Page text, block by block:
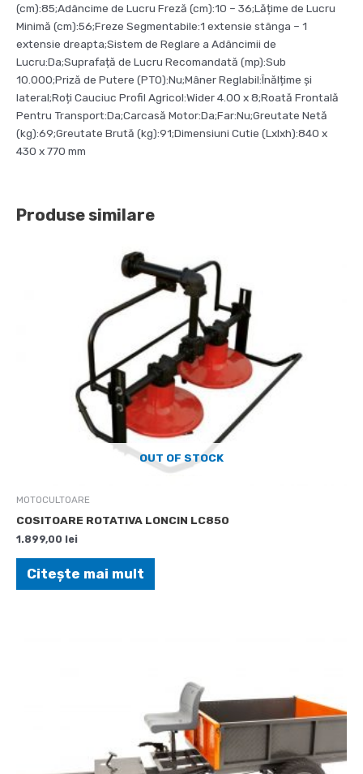
(cm):85;Adâncime de Lucru Freză (cm):10 – 36;Lățime de Lucru
Minimă (cm):56;Freze Segmentabile:1 extensie stânga – 1
extensie dreapta;Sistem de Reglare a Adâncimii de
Lucru:Da;Suprafață de Lucru Recomandată (mp):Sub
10.000;Priză de Putere (PTO):Nu;Mâner Reglabil:Înălțime și
lateral;Roți Cauciuc Profil Agricol:Wider 4.00 x 8;Roată Frontală
Pentru Transport:Da;Carcasă Motor:Da;Far:Nu;Greutate Netă
(kg):69;Greutate Brută (kg):91;Dimensiuni Cutie (Lxlxh):840 x
430 x 770 mm
Produse similare
OUT OF STOCK
MOTOCULTOARE
COSITOARE ROTATIVA LONCIN LC850
1.899,00 lei
Citește mai mult